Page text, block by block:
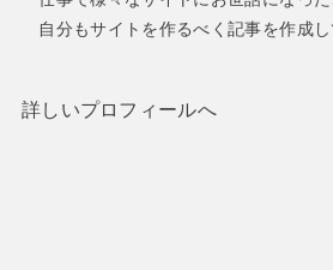
自分もサイトを作るべく記事を作成し
詳しいプロフィールへ